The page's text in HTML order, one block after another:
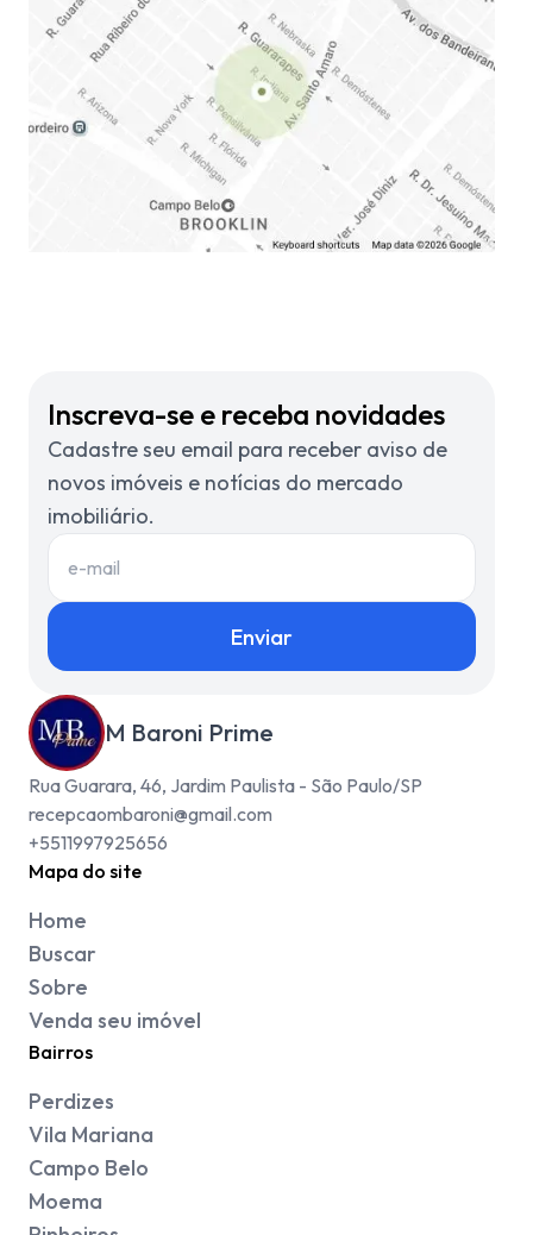
Inscreva-se e receba novidades
Cadastre seu email para receber aviso de
novos imóveis e notícias do mercado
imobiliário.
Enviar
M Baroni Prime
Rua Guarara, 46, Jardim Paulista - São Paulo/SP
recepcaombaroni@gmail.com
+5511997925656
Mapa do site
Home
Buscar
Sobre
Venda seu imóvel
Bairros
Perdizes
Vila Mariana
Campo Belo
Moema